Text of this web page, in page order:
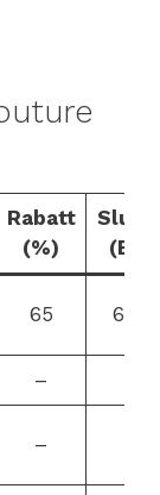
Rabatt
(%)
65
–
–